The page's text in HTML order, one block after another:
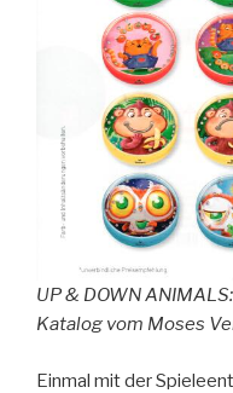
UP & DOWN
Katalog vom Moses
Einmal mit der